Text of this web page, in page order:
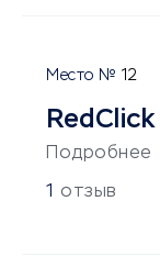
12
RedClick
Подробнее
1 отзыв